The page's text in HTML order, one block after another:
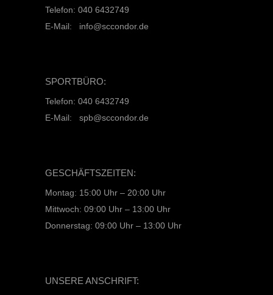
Telefon: 040 6432749
E-Mail: info@sccondor.de
SPORTBÜRO:
Telefon: 040 6432749
E-Mail: spb@sccondor.de
GESCHÄFTSZEITEN:
Montag: 15:00 Uhr – 20:00 Uhr
Mittwoch: 09:00 Uhr – 13:00 Uhr
Donnerstag: 09:00 Uhr – 13:00 Uhr
UNSERE ANSCHRIFT: